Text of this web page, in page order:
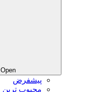
Open مرتب سازی محصولات
پیشفرض
محبوب ترین